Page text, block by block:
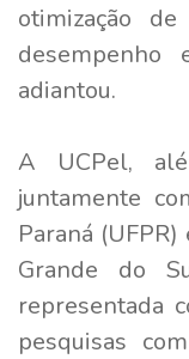
otimização
desempenho
adiantou.
A UCPel,
juntamente
Paraná
Grande do
representada
pesquisas